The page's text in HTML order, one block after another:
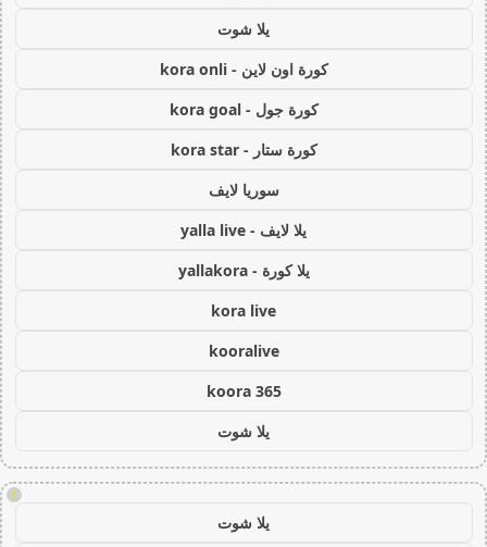
يلا شوت
كورة اون لاين - kora onli
كورة جول - kora goal
كورة ستار - kora star
سوريا لايف
يلا لايف - yalla live
يلا كورة - yallakora
kora live
kooralive
koora 365
يلا شوت
!
يلا شوت